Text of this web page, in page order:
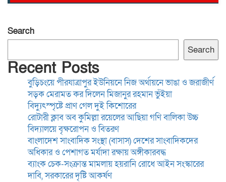
ব্যাংক চেক-সংক্রান্ত মামলায়
হয়রানি রোধে আইন সংস্কারের
দাবি, সরকারের দৃষ্টি আকর্ষণ
ময়মনসিংহে কিশোরীকে ধর্ষণ ও
ভিডিও ধারণ করে
ব্ল্যাকমেইল,গ্রেপ্তার-১
স্থানীয় সরকার নির্বাচনের তফসিল
ঘোষণা শিগগিরই: ইসি
Search
Search
Recent Posts
বুড়িচংয়ে পীরযাত্রাপুর ইউনিয়নে নিজ অর্থায়নে ভাঙা ও জরাজীর্ণ
সড়ক মেরামত কর দিলেন মিজানুর রহমান ভুঁইয়া
বিদ্যুৎস্পৃষ্টে প্রাণ গেল দুই কিশোরের
রোটারী ক্লাব অব কুমিল্লা রয়েলের আছিয়া গণি বালিকা উচ্চ
বিদ্যালয়ে বৃক্ষরোপন ও বিতরণ
বাংলাদেশ সাংবাদিক সংস্থা (বাসাস) দেশের সাংবাদিকদের
অধিকার ও পেশাগত মর্যাদা রক্ষায় অঙ্গীকারবদ্ধ
ব্যাংক চেক-সংক্রান্ত মামলায় হয়রানি রোধে আইন সংস্কারের
দাবি, সরকারের দৃষ্টি আকর্ষণ